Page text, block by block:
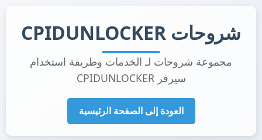
شروحات CPIDUNLOCKER
مجموعة شروحات لـ الخدمات وطريقة استخدام
سيرفر CPIDUNLOCKER
العودة إلى الصفحة الرئيسية